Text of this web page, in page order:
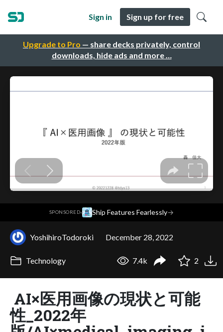
Upgrade to Pro — share decks privately, control
downloads, hide ads and more …
Sign in Sign up for free
SPONSORED· Ship Features Fearlessly→
YoshihiroTodoroki December 28, 2022
Technology 7.4k 2
AI×医用画像の現状と可能
性_2022年